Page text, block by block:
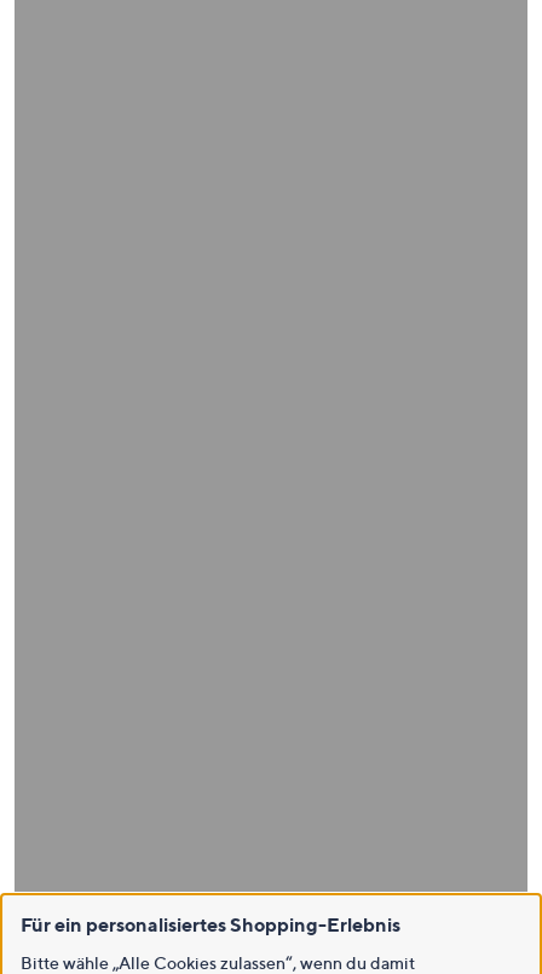
Für ein personalisiertes Shopping-Erlebnis
Bitte wähle „Alle Cookies zulassen“, wenn du damit